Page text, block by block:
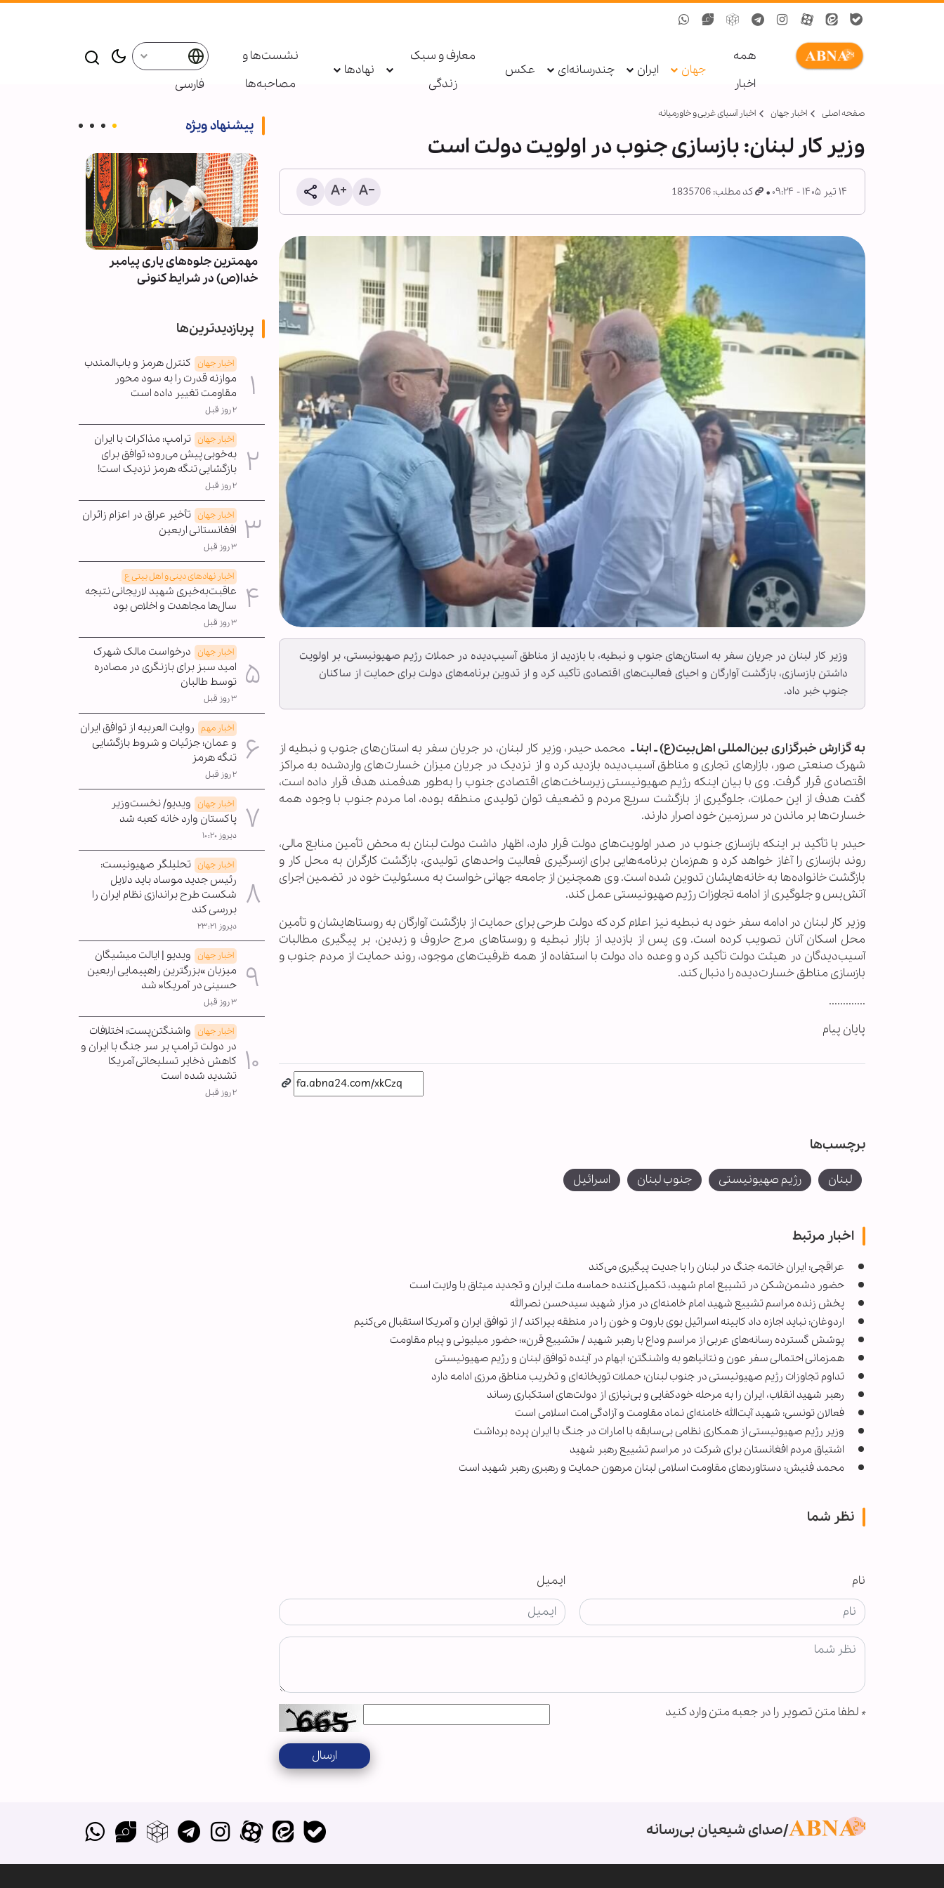
همه
اخبار
جهان ایران چندرسانه‌ای عکس
معارف و سبک
زندگی
نهادها
نشست‌ها و
مصاحبه‌ها
فارسی
صفحه اصلی اخبار جهان اخبار آسیای غربی و خاورمیانه
وزیر کار لبنان: بازسازی جنوب در اولویت دولت است
۱۴ تیر ۱۴۰۵ - ۰۹:۲۴ کد مطلب: 1835706
وزیر کار لبنان در جریان سفر به استان‌های جنوب و نبطیه، با بازدید از مناطق آسیب‌دیده در حملات رژیم صهیونیستی، بر اولویت
داشتن بازسازی، بازگشت آوارگان و احیای فعالیت‌های اقتصادی تأکید کرد و از تدوین برنامه‌های دولت برای حمایت از ساکنان
جنوب خبر داد.
به گزارش خبرگزاری بین‌المللی اهل‌بیت(ع) ـ ابنا ـمحمد حیدر، وزیر کار لبنان، در جریان سفر به استان‌های جنوب و نبطیه از
شهرک صنعتی صور، بازارهای تجاری و مناطق آسیب‌دیده بازدید کرد و از نزدیک در جریان میزان خسارت‌های واردشده به مراکز
اقتصادی قرار گرفت. وی با بیان اینکه رژیم صهیونیستی زیرساخت‌های اقتصادی جنوب را به‌طور هدفمند هدف قرار داده است،
گفت هدف از این حملات، جلوگیری از بازگشت سریع مردم و تضعیف توان تولیدی منطقه بوده، اما مردم جنوب با وجود همه
خسارت‌ها بر ماندن در سرزمین خود اصرار دارند.
حیدر با تأکید بر اینکه بازسازی جنوب در صدر اولویت‌های دولت قرار دارد، اظهار داشت دولت لبنان به محض تأمین منابع مالی،
روند بازسازی را آغاز خواهد کرد و هم‌زمان برنامه‌هایی برای ازسرگیری فعالیت واحدهای تولیدی، بازگشت کارگران به محل کار و
بازگشت خانواده‌ها به خانه‌هایشان تدوین شده است. وی همچنین از جامعه جهانی خواست به مسئولیت خود در تضمین اجرای
آتش‌بس و جلوگیری از ادامه تجاوزات رژیم صهیونیستی عمل کند.
وزیر کار لبنان در ادامه سفر خود به نبطیه نیز اعلام کرد که دولت طرحی برای حمایت از بازگشت آوارگان به روستاهایشان و تأمین
محل اسکان آنان تصویب کرده است. وی پس از بازدید از بازار نبطیه و روستاهای مرج حاروف و زبدین، بر پیگیری مطالبات
آسیب‌دیدگان در هیئت دولت تأکید کرد و وعده داد دولت با استفاده از همه ظرفیت‌های موجود، روند حمایت از مردم جنوب و
بازسازی مناطق خسارت‌دیده را دنبال کند.
.............
پایان پیام
برچسب‌ها
لبنان رژیم صهیونیستی جنوب لبنان اسرائیل
اخبار مرتبط
عراقچی: ایران خاتمه جنگ در لبنان را با جدیت پیگیری می‌کند
حضور دشمن‌شکن در تشییع امام شهید، تکمیل‌کننده حماسه ملت ایران و تجدید میثاق با ولایت است
پخش زنده مراسم تشییع شهید امام خامنه‌ای در مزار شهید سیدحسن نصرالله
اردوغان: نباید اجازه داد کابینه اسرائیل بوی باروت و خون را در منطقه بپراکند / از توافق ایران و آمریکا استقبال می‌کنیم
پوشش گسترده رسانه‌های عربی از مراسم وداع با رهبر شهید / «تشییع قرن»؛ حضور میلیونی و پیام مقاومت
همزمانی احتمالی سفر عون و نتانیاهو به واشنگتن؛ ابهام در آینده توافق لبنان و رژیم صهیونیستی
تداوم تجاوزات رژیم صهیونیستی در جنوب لبنان؛ حملات توپخانه‌ای و تخریب مناطق مرزی ادامه دارد
رهبر شهید انقلاب، ایران را به مرحله خودکفایی و بی‌نیازی از دولت‌های استکباری رساند
فعالان تونسی: شهید آیت‌الله خامنه‌ای نماد مقاومت و آزادگی امت اسلامی است
وزیر رژیم صهیونیستی از همکاری نظامی بی‌سابقه با امارات در جنگ با ایران پرده برداشت
اشتیاق مردم افغانستان برای شرکت در مراسم تشییع رهبر شهید
محمد فنیش: دستاوردهای مقاومت اسلامی لبنان مرهون حمایت و رهبری رهبر شهید است
نظر شما
نام ایمیل
* لطفا متن تصویر را در جعبه متن وارد کنید
ارسال
پیشنهاد ویژه
ولایتی: نیروهای خارجی باید منطقه
مهمترین جلوه‌های یاری پیامبر
خدا(ص) در شرایط کنونی
پربازدیدترین‌ها
اخبار جهان کنترل هرمز و باب‌المندب
موازنه قدرت را به سود محور
مقاومت تغییر داده است
۲ روز قبل
اخبار جهان ترامپ: مذاکرات با ایران
به‌خوبی پیش می‌رود؛ توافق برای
بازگشایی تنگه هرمز نزدیک است!
۲ روز قبل
اخبار جهان تأخیر عراق در اعزام زائران
افغانستانی اربعین
۳ روز قبل
اخبار نهادهای دینی و اهل بیتی ع
عاقبت‌به‌خیری شهید لاریجانی نتیجه
سال‌ها مجاهدت و اخلاص بود
۳ روز قبل
اخبار جهان درخواست مالک شهرک
امید سبز برای بازنگری در مصادره
توسط طالبان
۳ روز قبل
اخبار مهم روایت العربیه از توافق ایران
و عمان؛ جزئیات و شروط بازگشایی
تنگه هرمز
۲ روز قبل
اخبار جهان ویدیو/ نخست‌وزیر
پاکستان وارد خانه کعبه شد
دیروز ۱۰:۲۰
اخبار جهان تحلیلگر صهیونیست:
رئیس جدید موساد باید دلایل
شکست طرح براندازی نظام ایران را
بررسی کند
دیروز ۲۳:۲۱
اخبار جهان ویدیو | ایالت میشیگان
میزبان »بزرگترین راهپیمایی اربعین
حسینی در آمریکا« شد
۳ روز قبل
اخبار جهان واشنگتن‌پست: اختلافات
در دولت ترامپ بر سر جنگ با ایران و
کاهش ذخایر تسلیحاتی آمریکا
تشدید شده است
۲ روز قبل
صدای شیعیان بی‌رسانه